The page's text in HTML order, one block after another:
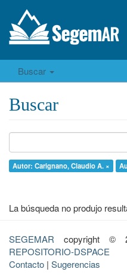
Buscar
Buscar
Autor: Carignano, Claudio A. ×
La búsqueda no produjo
SEGEMAR copyright ©
REPOSITORIO-DSPACE
Contacto | Sugerencias